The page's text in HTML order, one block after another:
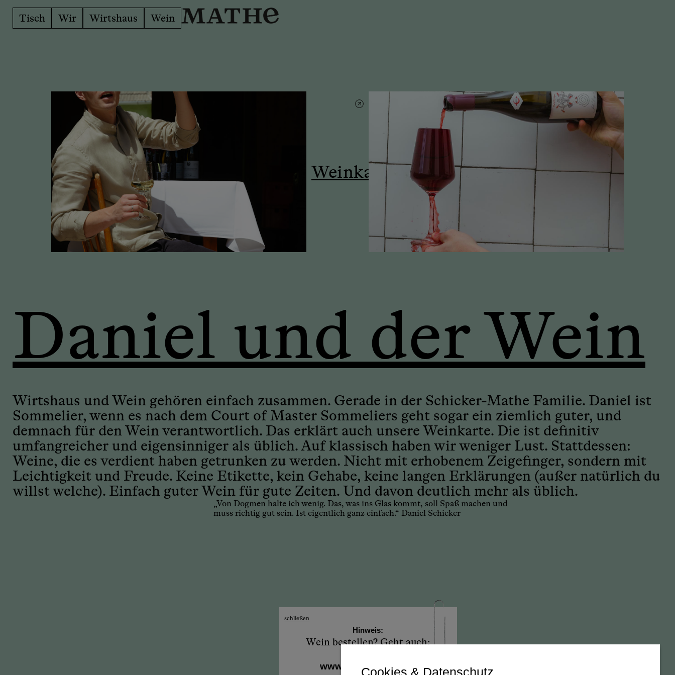
Tisch Wir Wirtshaus Wein
Weinkarte
Daniel und der Wein
Wirtshaus und Wein gehören einfach zusammen. Gerade in der Schicker-Mathe Familie. Daniel ist
Sommelier, wenn es nach dem Court of Master Sommeliers geht sogar ein ziemlich guter, und
demnach für den Wein verantwortlich. Das erklärt auch unsere Weinkarte. Die ist definitiv
umfangreicher und eigensinniger als üblich. Auf klassisch haben wir weniger Lust. Stattdessen:
Weine, die es verdient haben getrunken zu werden. Nicht mit erhobenem Zeigefinger, sondern mit
Leichtigkeit und Freude. Keine Etikette, kein Gehabe, keine langen Erklärungen (außer natürlich du
willst welche). Einfach guter Wein für gute Zeiten. Und davon deutlich mehr als üblich.
„Von Dogmen halte ich wenig. Das, was ins Glas kommt, soll Spaß machen und
muss richtig gut sein. Ist eigentlich ganz einfach.“ Daniel Schicker
schließen
Hinweis:
Wein bestellen? Geht auch:
www.weinschicker.at
Cookies & Datenschutz